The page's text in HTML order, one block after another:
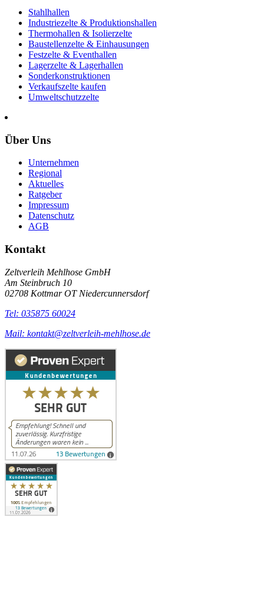
Stahlhallen
Industriezelte & Produktionshallen
Thermohallen & Isolierzelte
Baustellenzelte & Einhausungen
Festzelte & Eventhallen
Lagerzelte & Lagerhallen
Sonderkonstruktionen
Verkaufszelte kaufen
Umweltschutzzelte
Über Uns
Unternehmen
Regional
Aktuelles
Ratgeber
Impressum
Datenschutz
AGB
Kontakt
Zeltverleih Mehlhose GmbH
Am Steinbruch 10
02708 Kottmar OT Niedercunnersdorf
Tel: 035875 60024
Mail: kontakt@zeltverleih-mehlhose.de